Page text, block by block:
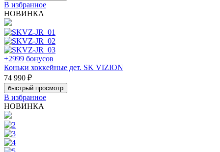
В избранное
НОВИНКА
+2999 бонусов
Коньки хоккейные дет. SK VIZION
74 990 ₽
быстрый просмотр
В избранное
НОВИНКА